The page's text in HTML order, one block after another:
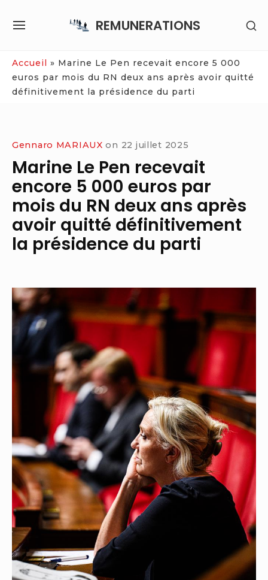
REMUNERATIONS
SITE
Accueil » Marine Le Pen recevait encore 5 000
euros par mois du RN deux ans après avoir quitté
définitivement la présidence du parti
Gennaro MARIAUX on 22 juillet 2025
Marine Le Pen recevait
encore 5 000 euros par
mois du RN deux ans après
avoir quitté définitivement
la présidence du parti